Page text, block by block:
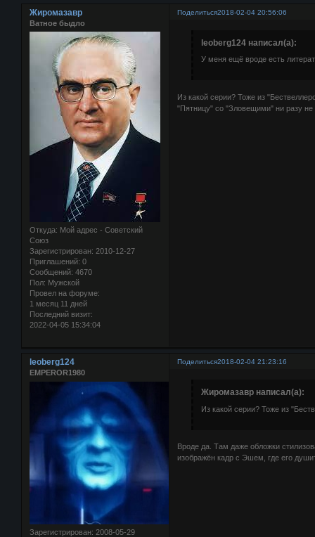
Поделиться2018-02-04 20:56:06
Жиромазавр
Ватное быдло
Откуда: Мой адрес - Советский
Союз
Зарегистрирован: 2010-12-27
Приглашений: 0
Сообщений: 4670
Пол: Мужской
Провел на форуме:
1 месяц 11 дней
Последний визит:
2022-04-05 15:34:04
leoberg124 написал(а):
У меня ещё вроде есть
Из какой серии? Тоже из
"Пятницу" со "Зловещими" ни разу не
Поделиться2018-02-04 21:23:16
leoberg124
EMPEROR1980
Зарегистрирован: 2008-05-29
Жиромазавр написал(а):
Из какой серии? Тоже из
Вроде да. Там даже обложки
изображён кадр с Эшем, где его